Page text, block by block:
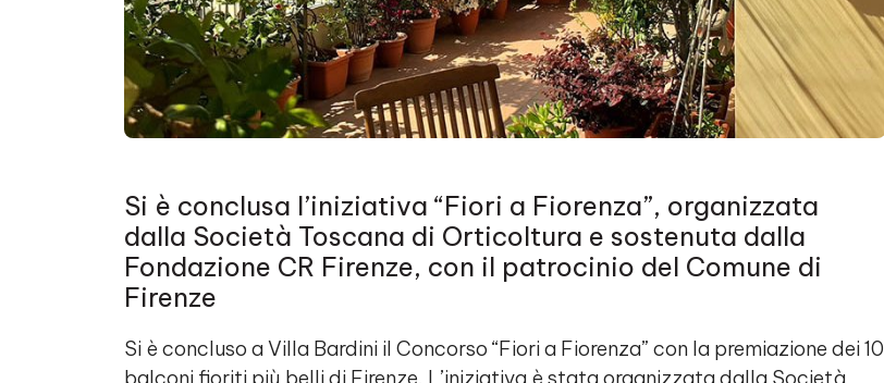
Si è conclusa l’iniziativa “Fiori a Fiorenza”, organizzata
dalla Società Toscana di Orticoltura e sostenuta dalla
Fondazione CR Firenze, con il patrocinio del Comune di
Firenze
Si è concluso a Villa Bardini il Concorso “Fiori a Fiorenza” con la premiazione dei 10
balconi fioriti più belli di Firenze. L’iniziativa è stata organizzata dalla Società